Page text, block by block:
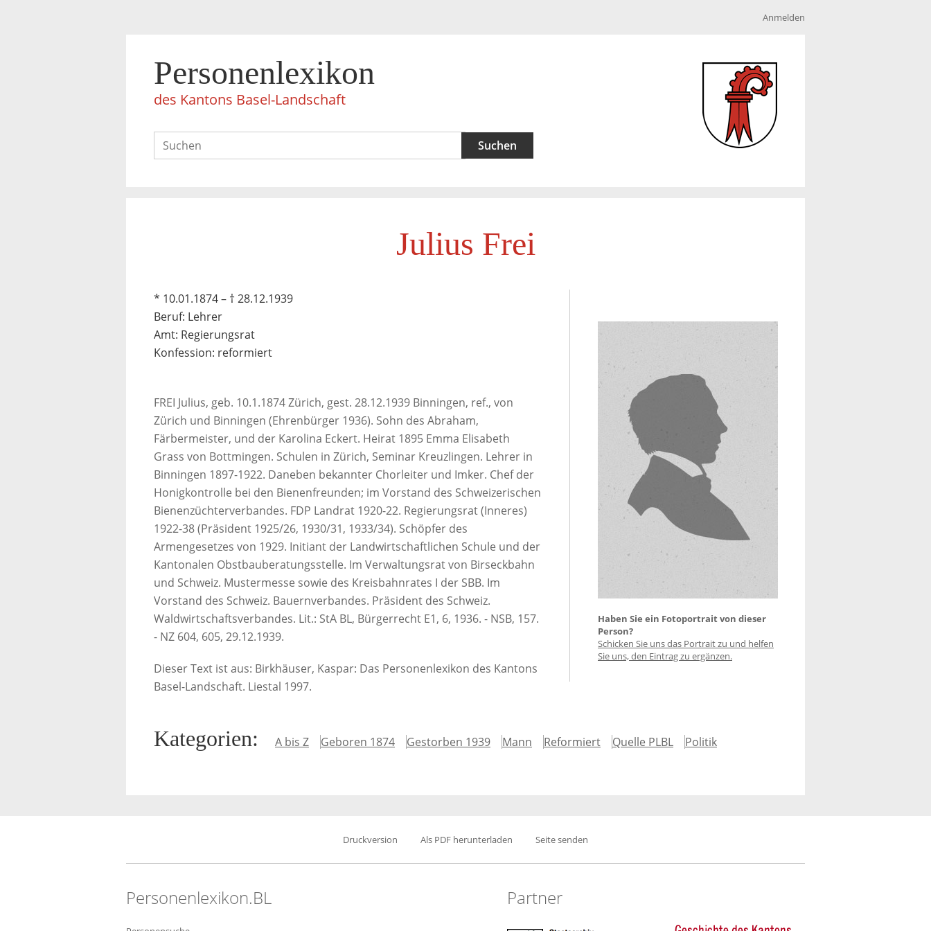
Anmelden
Personenlexikon
des Kantons Basel-Landschaft
Julius Frei
* 10.01.1874 – † 28.12.1939
Beruf: Lehrer
Amt: Regierungsrat
Konfession: reformiert
Haben Sie ein Fotoportrait von dieser
Person?
Schicken Sie uns das Portrait zu und helfen
Sie uns, den Eintrag zu ergänzen.
FREI Julius, geb. 10.1.1874 Zürich, gest. 28.12.1939 Binningen, ref., von
Zürich und Binningen (Ehrenbürger 1936). Sohn des Abraham,
Färbermeister, und der Karolina Eckert. Heirat 1895 Emma Elisabeth
Grass von Bottmingen. Schulen in Zürich, Seminar Kreuzlingen. Lehrer in
Binningen 1897-1922. Daneben bekannter Chorleiter und Imker. Chef der
Honigkontrolle bei den Bienenfreunden; im Vorstand des Schweizerischen
Bienenzüchterverbandes. FDP Landrat 1920-22. Regierungsrat (Inneres)
1922-38 (Präsident 1925/26, 1930/31, 1933/34). Schöpfer des
Armengesetzes von 1929. Initiant der Landwirtschaftlichen Schule und der
Kantonalen Obstbauberatungsstelle. Im Verwaltungsrat von Birseckbahn
und Schweiz. Mustermesse sowie des Kreisbahnrates I der SBB. Im
Vorstand des Schweiz. Bauernverbandes. Präsident des Schweiz.
Waldwirtschaftsverbandes. Lit.: StA BL, Bürgerrecht E1, 6, 1936. - NSB, 157.
- NZ 604, 605, 29.12.1939.
Dieser Text ist aus: Birkhäuser, Kaspar: Das Personenlexikon des Kantons
Basel-Landschaft. Liestal 1997.
Kategorien: A bis Z Geboren 1874 Gestorben 1939 Mann Reformiert Quelle PLBL Politik
Druckversion Als PDF herunterladen Seite senden
Personenlexikon.BL Partner